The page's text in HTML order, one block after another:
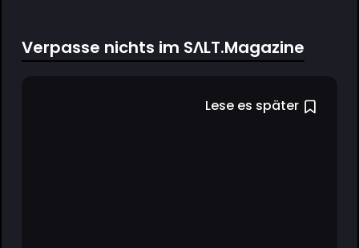
Verpasse nichts im SΛLT.Magazine
Lese es später